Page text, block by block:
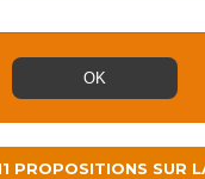
PROPOSITIONS SUR